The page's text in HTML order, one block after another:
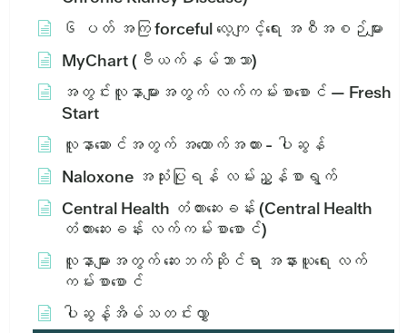
၆ ပတ် အကြ forceful လေ့ကျင့်ရေး အစီအစဉ်များ
MyChart (ဗီယက်နမ်ဘာသာ)
အတွင်းလူနာများအတွက် လက်ကမ်းစာစောင် — Fresh
Start
လူနာဆောင်အတွက် အထောက်အထား - ပါဆွန်
Naloxone အသုံးပြုရန် လမ်းညွှန်စာရွက်
Central Health တံတားဆေးခန်း (Central Health
တံတားဆေးခန်း လက်ကမ်းစာစောင်)
လူနာများအတွက် ဆေးဘက်ဆိုင်ရာ အနားယူရေး လက်
ကမ်းစာစောင်
ပါဆွန့်အိမ်သတင်းလွှာ